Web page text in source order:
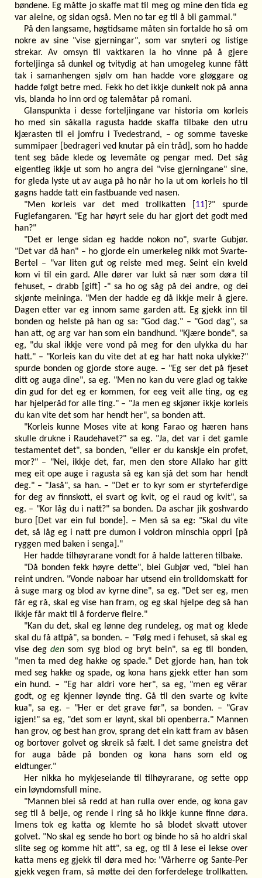
bøndene. Eg måtte jo skaffe mat til meg og mine den tida eg
var aleine, og sidan også. Men no tar eg til å bli gammal."
På den langsame, høgtidsame måten sin fortalde ho så om
nokre av sine "vise gjerningar", som var snyteri og listige
strekar. Av omsyn til vaktkaren la ho vinne på å gjere
forteljinga så dunkel og tvitydig at han umogeleg kunne fått
tak i samanhengen sjølv om han hadde vore gløggare og
hadde følgt betre med. Fekk ho det ikkje dunkelt nok på anna
vis, blanda ho inn ord og talemåtar på romani.
Glanspunkta i desse forteljingane var historia om korleis
ho med sin såkalla ragusta hadde skaffa tilbake den utru
kjærasten til ei jomfru i Tvedestrand, – og somme taveske
summipaer [bedrageri ved knutar på ein tråd], som ho hadde
tent seg både klede og levemåte og pengar med. Det såg
eigentleg ikkje ut som ho angra dei "vise gjerningane" sine,
for gleda lyste ut av auga på ho når ho la ut om korleis ho til
gagns hadde tatt ein fastbuande ved nasen.
"Men korleis var det med trollkatten [11]?" spurde
Fuglefangaren. "Eg har høyrt seie du har gjort det godt med
han?"
"Det er lenge sidan eg hadde nokon no", svarte Gubjør.
"Det var då han" – ho gjorde ein umerkeleg nikk mot Svarte-
Bertel – "var liten gut og reiste med meg. Seint ein kveld
kom vi til ein gard. Alle dører var lukt så nær som døra til
fehuset, – drabb [gift] -" sa ho og såg på dei andre, og dei
skjønte meininga. "Men der hadde eg då ikkje meir å gjere.
Dagen etter var eg innom same garden att. Eg gjekk inn til
bonden og helste på han og sa: "God dag." – "God dag", sa
han att, og arg var han som ein bandhund. "Kjære bonde", sa
eg, "du skal ikkje vere vond på meg for den ulykka du har
hatt." – "Korleis kan du vite det at eg har hatt noka ulykke?"
spurde bonden og gjorde store auge. – "Eg ser det på fjeset
ditt og auga dine", sa eg. "Men no kan du vere glad og takke
din gud for det eg er kommen, for eeg veit alle ting, og eg
har hjelperåd for alle ting." – "Ja men eg skjøner ikkje korleis
du kan vite det som har hendt her", sa bonden att.
"Korleis kunne Moses vite at kong Farao og hæren hans
skulle drukne i Raudehavet?" sa eg. "Ja, det var i det gamle
testamentet det", sa bonden, "eller er du kanskje ein profet,
mor?" – "Nei, ikkje det, far, men den store Allako har gitt
meg eit ope auge i ragusta så eg kan sjå det som har hendt
deg." – "Jaså", sa han. – "Det er to kyr som er styrteferdige
for deg av finnskott, ei svart og kvit, og ei raud og kvit", sa
eg. – "Kor låg du i natt?" sa bonden. Da aschar jik goshvardo
buro [Det var ein ful bonde]. – Men så sa eg: "Skal du vite
det, så låg eg i natt pre dumon i voldron minschia oppri [på
ryggen med baken i senga]."
Her hadde tilhøyrarane vondt for å halde latteren tilbake.
"Då bonden fekk høyre dette", blei Gubjør ved, "blei han
reint undren. "Vonde naboar har utsend ein trolldomskatt for
å suge marg og blod av kyrne dine", sa eg. "Det ser eg, men
får eg rå, skal eg vise han fram, og eg skal hjelpe deg så han
ikkje får makt til å forderve fleire."
"Kan du det, skal eg lønne deg rundeleg, og mat og klede
skal du få attpå", sa bonden. – "Følg med i fehuset, så skal eg
vise deg den som syg blod og bryt bein", sa eg til bonden,
"men ta med deg hakke og spade." Det gjorde han, han tok
med seg hakke og spade, og kona hans gjekk etter han som
ein hund. – "Eg har aldri vore her", sa eg, "men eg vêrar
godt, og eg kjenner løynde ting. Gå til den svarte og kvite
kua", sa eg. – "Her er det grave før", sa bonden. – "Grav
igjen!" sa eg, "det som er løynt, skal bli openberra." Mannen
han grov, og best han grov, sprang det ein katt fram av båsen
og bortover golvet og skreik så fælt. I det same gneistra det
for auga både på bonden og kona hans som eld og
eldtunger."
Her nikka ho mykjeseiande til tilhøyrarane, og sette opp
ein løyndomsfull mine.
"Mannen blei så redd at han rulla over ende, og kona gav
seg til å belje, og rende i ring så ho ikkje kunne finne døra.
Imens tok eg katta og klemte ho så blodet skvatt utover
golvet. "No skal eg sende ho bort og binde ho så ho aldri skal
slite seg og komme hit att", sa eg, og til å lese ei lekse over
katta mens eg gjekk til døra med ho: "Vårherre og Sante-Per
gjekk vegen fram, så møtte dei den forferdelege trollkatten.